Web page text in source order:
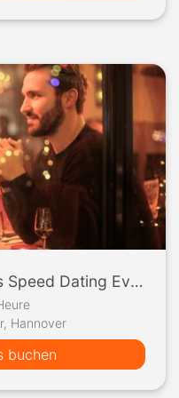
Hannovers großes Speed Dating Event
Hannover
buchen